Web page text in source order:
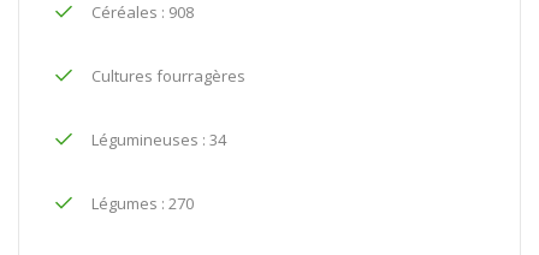
Céréales : 908
Cultures fourragères
Légumineuses : 34
Légumes : 270